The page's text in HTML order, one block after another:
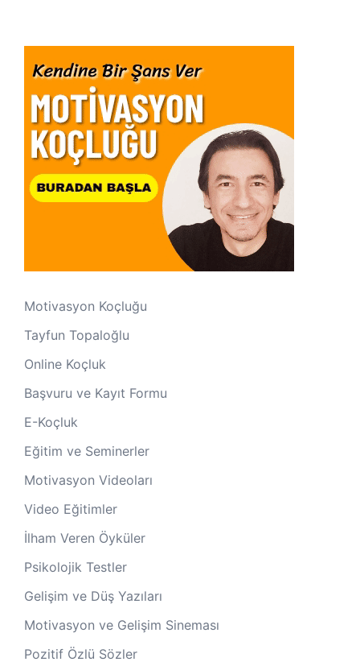
Motivasyon Koçluğu
Tayfun Topaloğlu
Online Koçluk
Başvuru ve Kayıt Formu
E-Koçluk
Eğitim ve Seminerler
Motivasyon Videoları
Video Eğitimler
İlham Veren Öyküler
Psikolojik Testler
Gelişim ve Düş Yazıları
Motivasyon ve Gelişim Sineması
Pozitif Özlü Sözler